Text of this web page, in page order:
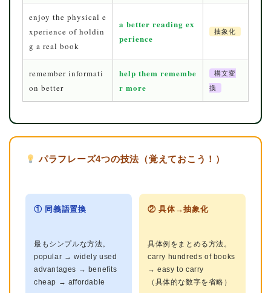
enjoy the physical e
xperience of holdin
g a real book
a better reading ex
perience
抽象化
remember informati
on better
help them remembe
r more
構文変
換
パラフレーズ4つの技法（覚えておこう！）
① 同義語置換
最もシンプルな方法。
popular → widely used
advantages → benefits
cheap → affordable
② 具体→抽象化
具体例をまとめる方法。
carry hundreds of books
→ easy to carry
（具体的な数字を省略）